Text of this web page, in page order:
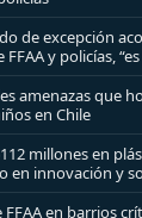
de excepción
y policías,
amenazas que
en Chile
millones en
en innovación y
FFAA en barrios